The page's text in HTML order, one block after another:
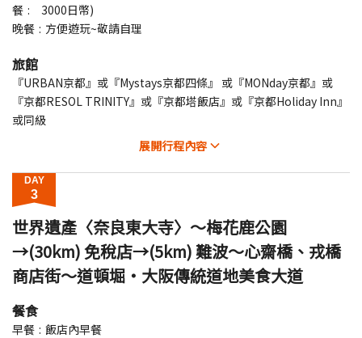
餐
3000日幣)
晚餐
方便遊玩~敬請自理
旅館
『URBAN京都』或『Mystays京都四條』 或『MONday京都』或
『京都RESOL TRINITY』或『京都塔飯店』或『京都Holiday Inn』
或同級
展開行程內容
DAY
3
世界遺產〈奈良東大寺〉～梅花鹿公園
→(30km) 免稅店→(5km) 難波～心齋橋、戎橋
商店街～道頓堀‧大阪傳統道地美食大道
餐食
早餐
飯店內早餐